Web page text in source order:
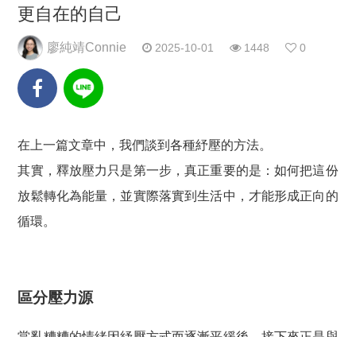
更自在的自己
廖純靖Connie 2025-10-01 1448 0
在上一篇文章中，我們談到各種紓壓的方法。
其實，釋放壓力只是第一步，真正重要的是：如何把這份
放鬆轉化為能量，並實際落實到生活中，才能形成正向的
循環。
區分壓力源